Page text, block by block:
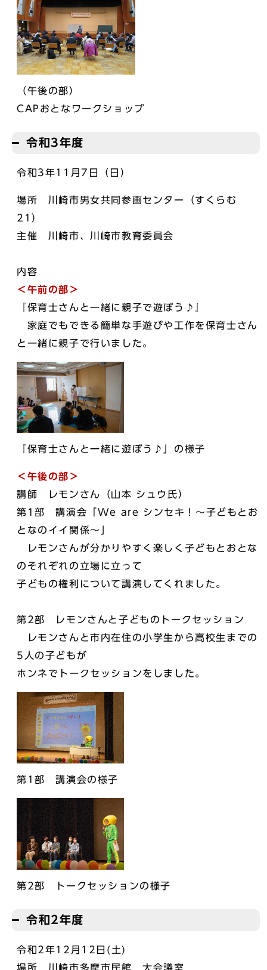
（午後の部）
CAPおとなワークショップ
令和3年度
令和3年11月7日（日）
場所 川崎市男女共同参画センター（すくらむ
21）
主催 川崎市、川崎市教育委員会
内容
＜午前の部＞
『保育士さんと一緒に親子で遊ぼう♪』
家庭でもできる簡単な手遊びや工作を保育士さん
と一緒に親子で行いました。
『保育士さんと一緒に遊ぼう♪」の様子
＜午後の部＞
講師 レモンさん（山本 シュウ氏）
第1部 講演会「We are シンセキ！～子どもとお
となのイイ関係～」
レモンさんが分かりやすく楽しく子どもとおとな
のそれぞれの立場に立って
子どもの権利について講演してくれました。
第2部 レモンさんと子どものトークセッション
レモンさんと市内在住の小学生から高校生までの
5人の子どもが
ホンネでトークセッションをしました。
第1部 講演会の様子
第2部 トークセッションの様子
令和2年度
令和2年12月12日(土)
場所 川崎市多摩市民館 大会議室